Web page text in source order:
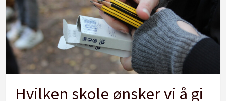
Hvilken skole ønsker vi å gi